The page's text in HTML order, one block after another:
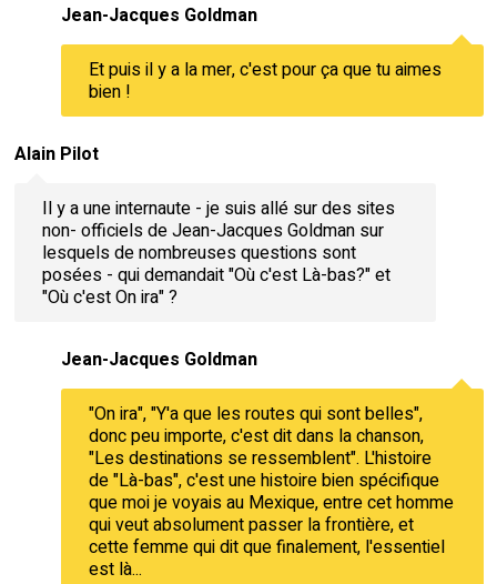
Jean-Jacques Goldman
Et puis il y a la mer, c'est pour ça que tu aimes
bien !
Alain Pilot
Il y a une internaute - je suis allé sur des sites
non- officiels de Jean-Jacques Goldman sur
lesquels de nombreuses questions sont
posées - qui demandait "Où c'est Là-bas?" et
"Où c'est On ira" ?
Jean-Jacques Goldman
"On ira", "Y'a que les routes qui sont belles",
donc peu importe, c'est dit dans la chanson,
"Les destinations se ressemblent". L'histoire
de "Là-bas", c'est une histoire bien spécifique
que moi je voyais au Mexique, entre cet homme
qui veut absolument passer la frontière, et
cette femme qui dit que finalement, l'essentiel
est là...